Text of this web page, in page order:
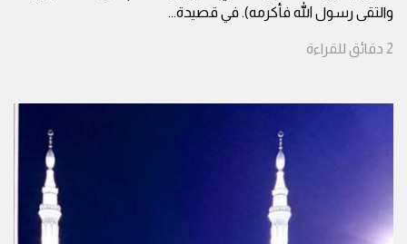
والتقى رسول الله فأكرمه). في قصيدة...
2 دقائق للقراءة